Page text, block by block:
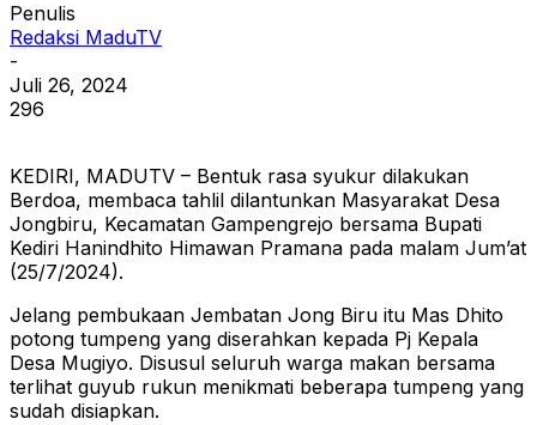
Penulis
Redaksi MaduTV
-
Juli 26, 2024
296
KEDIRI, MADUTV – Bentuk rasa syukur dilakukan
Berdoa, membaca tahlil dilantunkan Masyarakat Desa
Jongbiru, Kecamatan Gampengrejo bersama Bupati
Kediri Hanindhito Himawan Pramana pada malam Jum’at
(25/7/2024).
Jelang pembukaan Jembatan Jong Biru itu Mas Dhito
potong tumpeng yang diserahkan kepada Pj Kepala
Desa Mugiyo. Disusul seluruh warga makan bersama
terlihat guyub rukun menikmati beberapa tumpeng yang
sudah disiapkan.